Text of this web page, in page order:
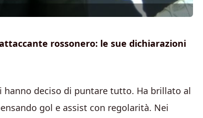
rossonero: le sue dichiarazioni
hanno deciso di puntare tutto. Ha brillato al
gol e assist con regolarità. Nei